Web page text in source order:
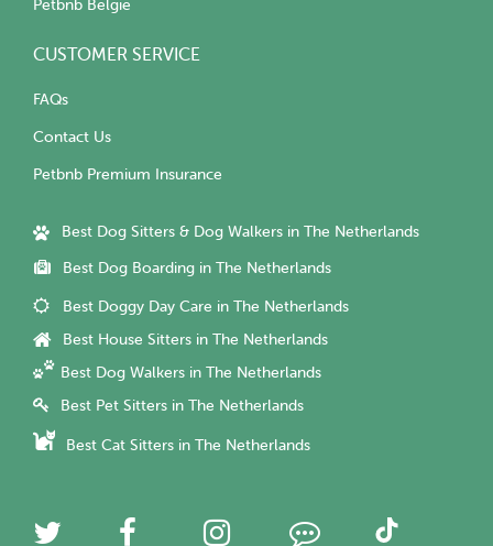
Petbnb België
CUSTOMER SERVICE
FAQs
Contact Us
Petbnb Premium Insurance
Best Dog Sitters & Dog Walkers in The Netherlands
Best Dog Boarding in The Netherlands
Best Doggy Day Care in The Netherlands
Best House Sitters in The Netherlands
Best Dog Walkers in The Netherlands
Best Pet Sitters in The Netherlands
Best Cat Sitters in The Netherlands